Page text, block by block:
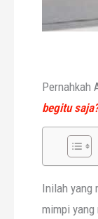
Pernahkah
begitu
Inilah yang
mimpi yang